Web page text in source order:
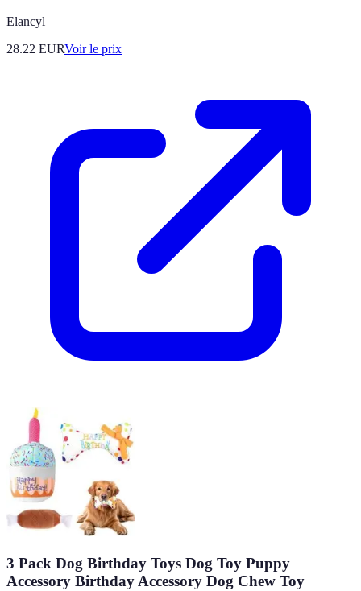
Elancyl
28.22 EURVoir le prix
3 Pack Dog Birthday Toys Dog Toy Puppy
Accessory Birthday Accessory Dog Chew Toy